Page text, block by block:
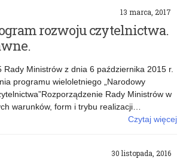
13 marca, 2017
rozwoju czytelnictwa.
Rady Ministrów z dnia 6 października 2015 r.
programu wieloletniego „Narodowy
Rady Ministrów w
warunków, form i trybu realizacji…
Czytaj więcej
30 listopada, 2016